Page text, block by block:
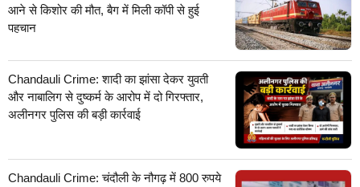
आने से किशोर की मौत, बैग में मिली कॉपी से हुई
पहचान
Chandauli Crime: शादी का झांसा देकर युवती
और नाबालिग से दुष्कर्म के आरोप में दो गिरफ्तार,
अलीनगर पुलिस की बड़ी कार्रवाई
Chandauli Crime: चंदौली के नौगढ़ में 800 रुपये